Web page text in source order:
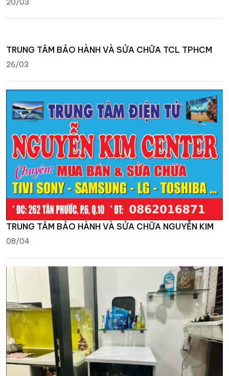
20/03
TRUNG TÂM BẢO HÀNH VÀ SỬA CHỮA TCL TPHCM
26/03
TRUNG TÂM BẢO HÀNH VÀ SỬA CHỮA NGUYỄN KIM
08/04